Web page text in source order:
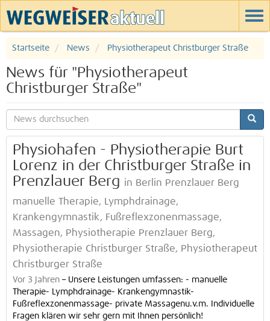
Startseite News Physiotherapeut Christburger Straße
News für "Physiotherapeut
Christburger Straße"
Physiohafen - Physiotherapie Burt
Lorenz in der Christburger Straße in
Prenzlauer Berg in Berlin Prenzlauer Berg
manuelle Therapie, Lymphdrainage,
Krankengymnastik, Fußreflexzonenmassage,
Massagen, Physiotherapie Prenzlauer Berg,
Physiotherapie Christburger Straße, Physiotherapeut
Christburger Straße
Vor 3 Jahren – Unsere Leistungen umfassen: - manuelle
Therapie- Lymphdrainage- Krankengymnastik-
Fußreflexzonenmassage- private Massagenu.v.m. Individuelle
Fragen klären wir sehr gern mit Ihnen persönlich!